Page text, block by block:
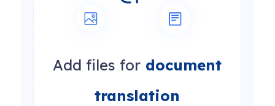
Add files for document
translation